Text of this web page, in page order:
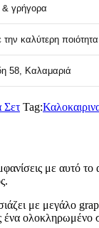
γρήγορα
καλύτερη
58, Καλαμαριά
Σετ Tag:
με αυτό
με μεγάλο
ένα